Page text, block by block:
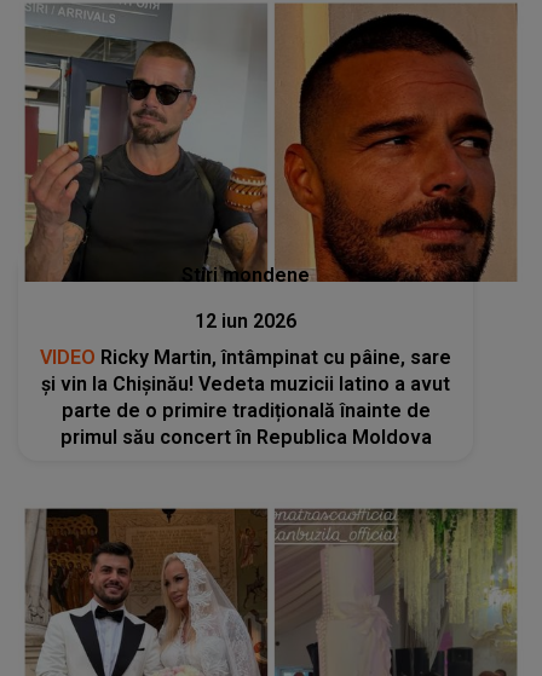
Stiri mondene
12 iun 2026
VIDEO Ricky Martin, întâmpinat cu pâine, sare
și vin la Chișinău! Vedeta muzicii latino a avut
parte de o primire tradițională înainte de
primul său concert în Republica Moldova